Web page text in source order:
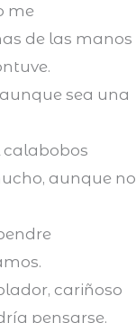
me
de las manos
sea una
calabobos
aunque no
cariñoso
pensarse.